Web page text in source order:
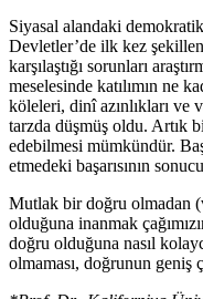
Siyasal alandaki
Devletler’de ilk kez
karşılaştığı sorunları
meselesinde katılımın ne
köleleri, dinî azınlıkları ve
tarzda düşmüş oldu. Artık
edebilmesi mümkündür.
etmedeki başarısının
Mutlak bir doğru olmadan
olduğuna inanmak
doğru olduğuna nasıl
olmaması, doğrunun geniş